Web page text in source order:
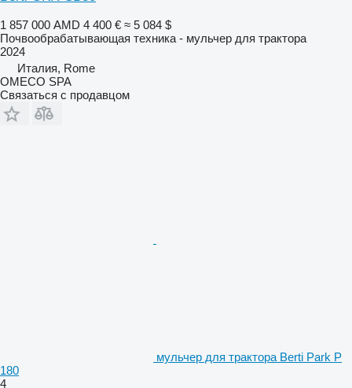
1 857 000 AMD 4 400 € ≈ 5 084 $
Почвообрабатывающая техника - мульчер для трактора
2024
Италия, Rome
OMECO SPA
Связаться с продавцом
мульчер для трактора Berti Park P
180
4